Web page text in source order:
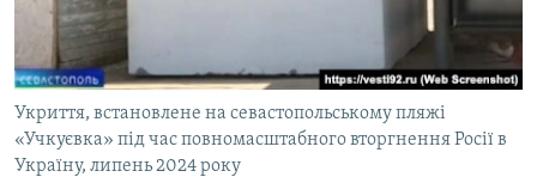
Укриття, встановлене на севастопольському пляжі
«Учкуєвка» під час повномасштабного вторгнення Росії в
Україну, липень 2024 року